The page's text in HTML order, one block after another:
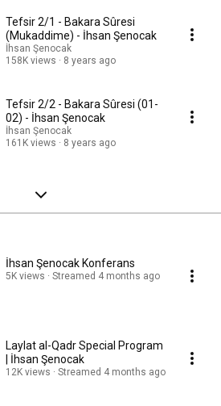
Tefsir 2/1 - Bakara Sûresi
(Mukaddime) - İhsan Şenocak
İhsan Şenocak
158K views
8 years ago
Tefsir 2/2 - Bakara Sûresi (01-
02) - İhsan Şenocak
İhsan Şenocak
161K views
8 years ago
İhsan Şenocak Konferans
5K views Streamed 4 months ago
Laylat al-Qadr Special Program
| İhsan Şenocak
12K views Streamed 4 months ago